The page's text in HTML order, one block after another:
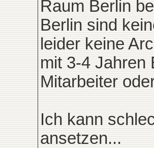
Raum Berlin
Berlin sind
leider keine
mit 3-4 Jahren
Mitarbeiter
Ich kann
ansetzen...